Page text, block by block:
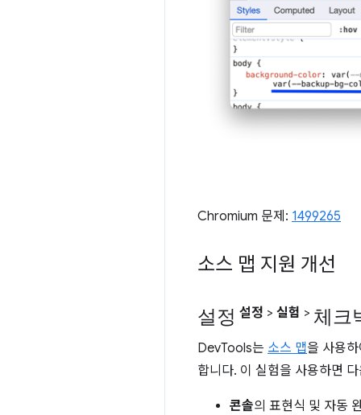
Chromium 문제: 1499265
소스 맵 지원 개선
설정 설정 > 실험 > 체크
DevTools는 소스 맵을 사용
합니다. 이 실험을 사용하면
콘솔의 표현식 및 자동